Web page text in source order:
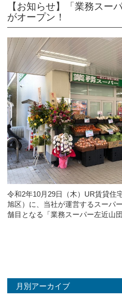
【お知らせ】「業務スー
がオープン！
令和2年10月29日（木）UR賃貸住
旭区）に、当社が運営するスーパ
舗目となる「業務スーパー左近山
月別アーカイブ